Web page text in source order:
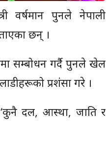
वर्षमान पुनले नेपाली
छन् ।
सम्बोधन गर्दै पुनले खेल
प्रशंसा गरे ।
दल, आस्था, जाति र